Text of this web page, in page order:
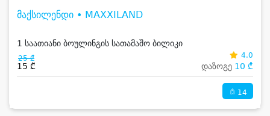
მაქსილენდი • MAXXILAND
1 საათიანი ბოულინგის სათამაშო ბილიკი
25 ₾
15 ₾
4.0
დაზოგე 10 ₾
14